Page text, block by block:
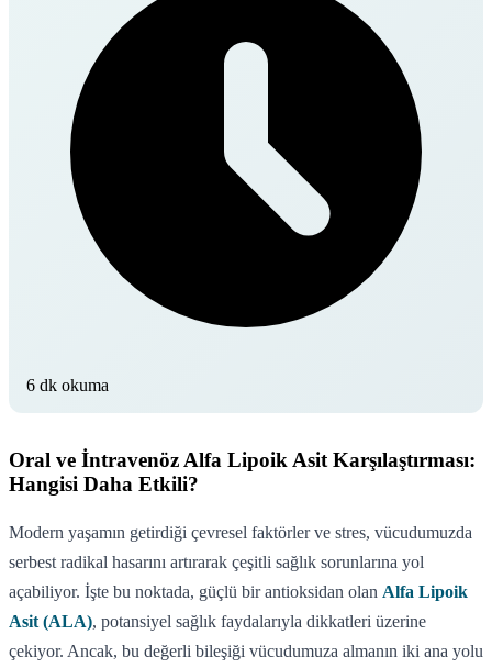
6 dk okuma
Oral ve İntravenöz Alfa Lipoik Asit Karşılaştırması:
Hangisi Daha Etkili?
Modern yaşamın getirdiği çevresel faktörler ve stres, vücudumuzda
serbest radikal hasarını artırarak çeşitli sağlık sorunlarına yol
açabiliyor. İşte bu noktada, güçlü bir antioksidan olan Alfa Lipoik
Asit (ALA), potansiyel sağlık faydalarıyla dikkatleri üzerine
çekiyor. Ancak, bu değerli bileşiği vücudumuza almanın iki ana yolu